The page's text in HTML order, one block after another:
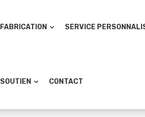
FABRICATION SERVICE
SOUTIEN CONTACT